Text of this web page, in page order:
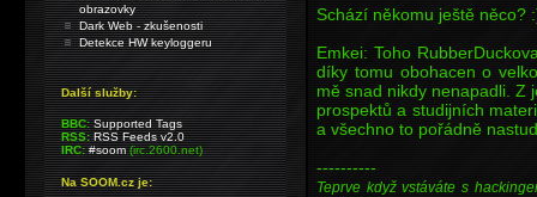
Schází někomu ještě něco?
Emkei: Toho
díky tomu obohacen o
mě snad nikdy nenapadli. Z
prospektů a studijních
a všechno to pořádně
----------
Teprve když vstáváte s
obrazovky
Dark Web - zkušenosti
Detekce HW keyloggeru
Další služby:
BBC: Supported Tags
RSS: RSS Feeds v2.0
IRC: #soom(irc.2600.net)
Na SOOM.cz je: